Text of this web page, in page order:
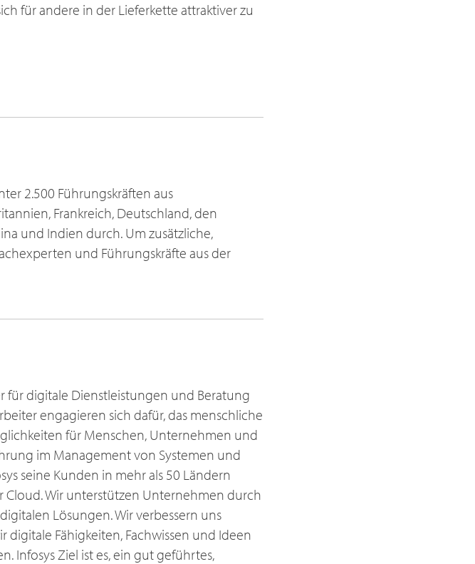
für andere in der Lieferkette attraktiver zu
2.500 Führungskräften aus
Frankreich, Deutschland, den
und Indien durch. Um zusätzliche,
und Führungskräfte aus der
für digitale Dienstleistungen und Beratung
engagieren sich dafür, das menschliche
für Menschen, Unternehmen und
im Management von Systemen und
seine Kunden in mehr als 50 Ländern
Wir unterstützen Unternehmen durch
Lösungen. Wir verbessern uns
Fähigkeiten, Fachwissen und Ideen
Infosys Ziel ist es, ein gut geführtes,